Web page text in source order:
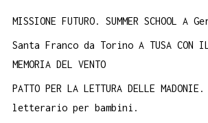
MISSIONE FUTURO. SUMMER SCHOOL A
Santa Franco da Torino A TUSA CON IL
MEMORIA DEL VENTO
PATTO PER LA LETTURA DELLE
letterario per bambini.